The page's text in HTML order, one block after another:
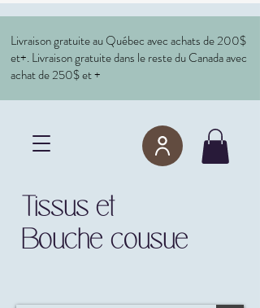
Tissus et
Bouche cousue
Livraison gratuite au Québec avec achats de 200$
et+. Livraison gratuite dans le reste du Canada avec
achat de 250$ et +